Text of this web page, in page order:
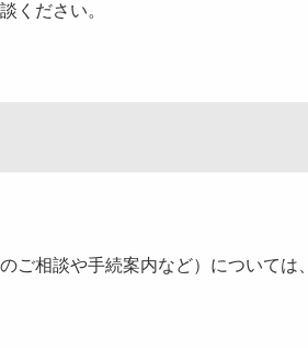
ください。
ご相談や手続案内など）については